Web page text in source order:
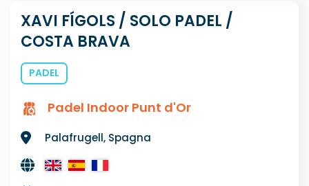
XAVI FÍGOLS / SOLO PADEL /
COSTA BRAVA
PADEL
Padel Indoor Punt d'Or
Palafrugell, Spagna